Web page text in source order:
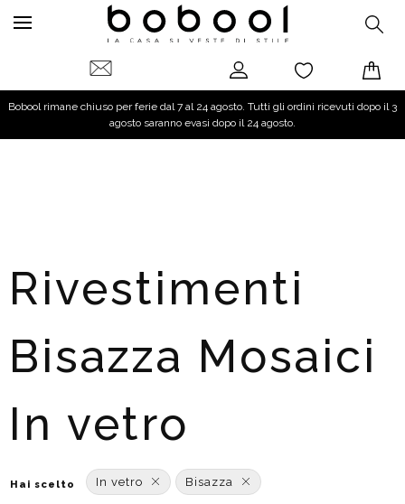
Bobool rimane chiuso per ferie dal 7 al 24 agosto. Tutti gli ordini ricevuti dopo il 3
agosto saranno evasi dopo il 24 agosto.
Rivestimenti
Bisazza Mosaici
In vetro
Hai scelto In vetro Bisazza